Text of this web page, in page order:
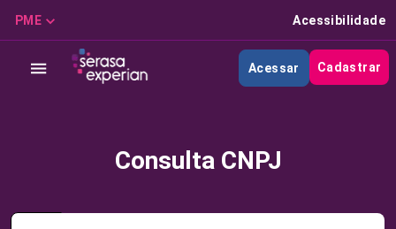
PME Acessibilidade
Acessar Cadastrar
Consulta CNPJ